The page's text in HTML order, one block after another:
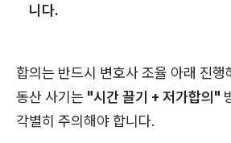
니다.
합의는 반드시 변호사 조율 아래 진
동산 사기는 "시간 끌기 + 저가합의"
각별히 주의해야 합니다.